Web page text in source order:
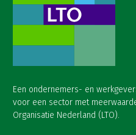
Een ondernemers- en
voor een sector met
Organisatie Nederland (LTO).